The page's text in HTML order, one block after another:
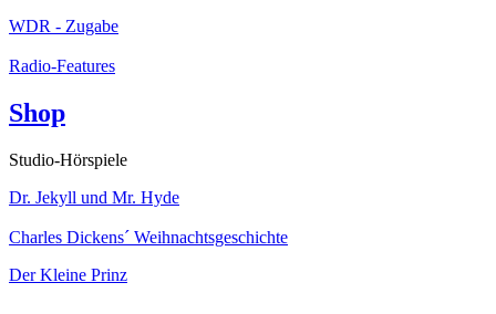
WDR - Zugabe
Radio-Features
Shop
Studio-Hörspiele
Dr. Jekyll und Mr. Hyde
Charles Dickens´ Weihnachtsgeschichte
Der Kleine Prinz